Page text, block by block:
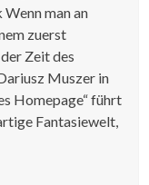
man an
zuerst
Zeit des
Muszer in
Homepage“ führt
Fantasiewelt,